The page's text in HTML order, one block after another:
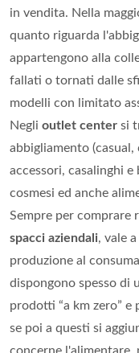
in vendita. Nella
quanto riguarda
appartengono alla
fallati o tornati dalle
modelli con limitato
Negli outlet center si
abbigliamento
accessori, casalinghi e
cosmesi ed anche
Sempre per comprare
spacci aziendali, vale
produzione al
dispongono spesso di
prodotti “a km zero”
se poi a questi si